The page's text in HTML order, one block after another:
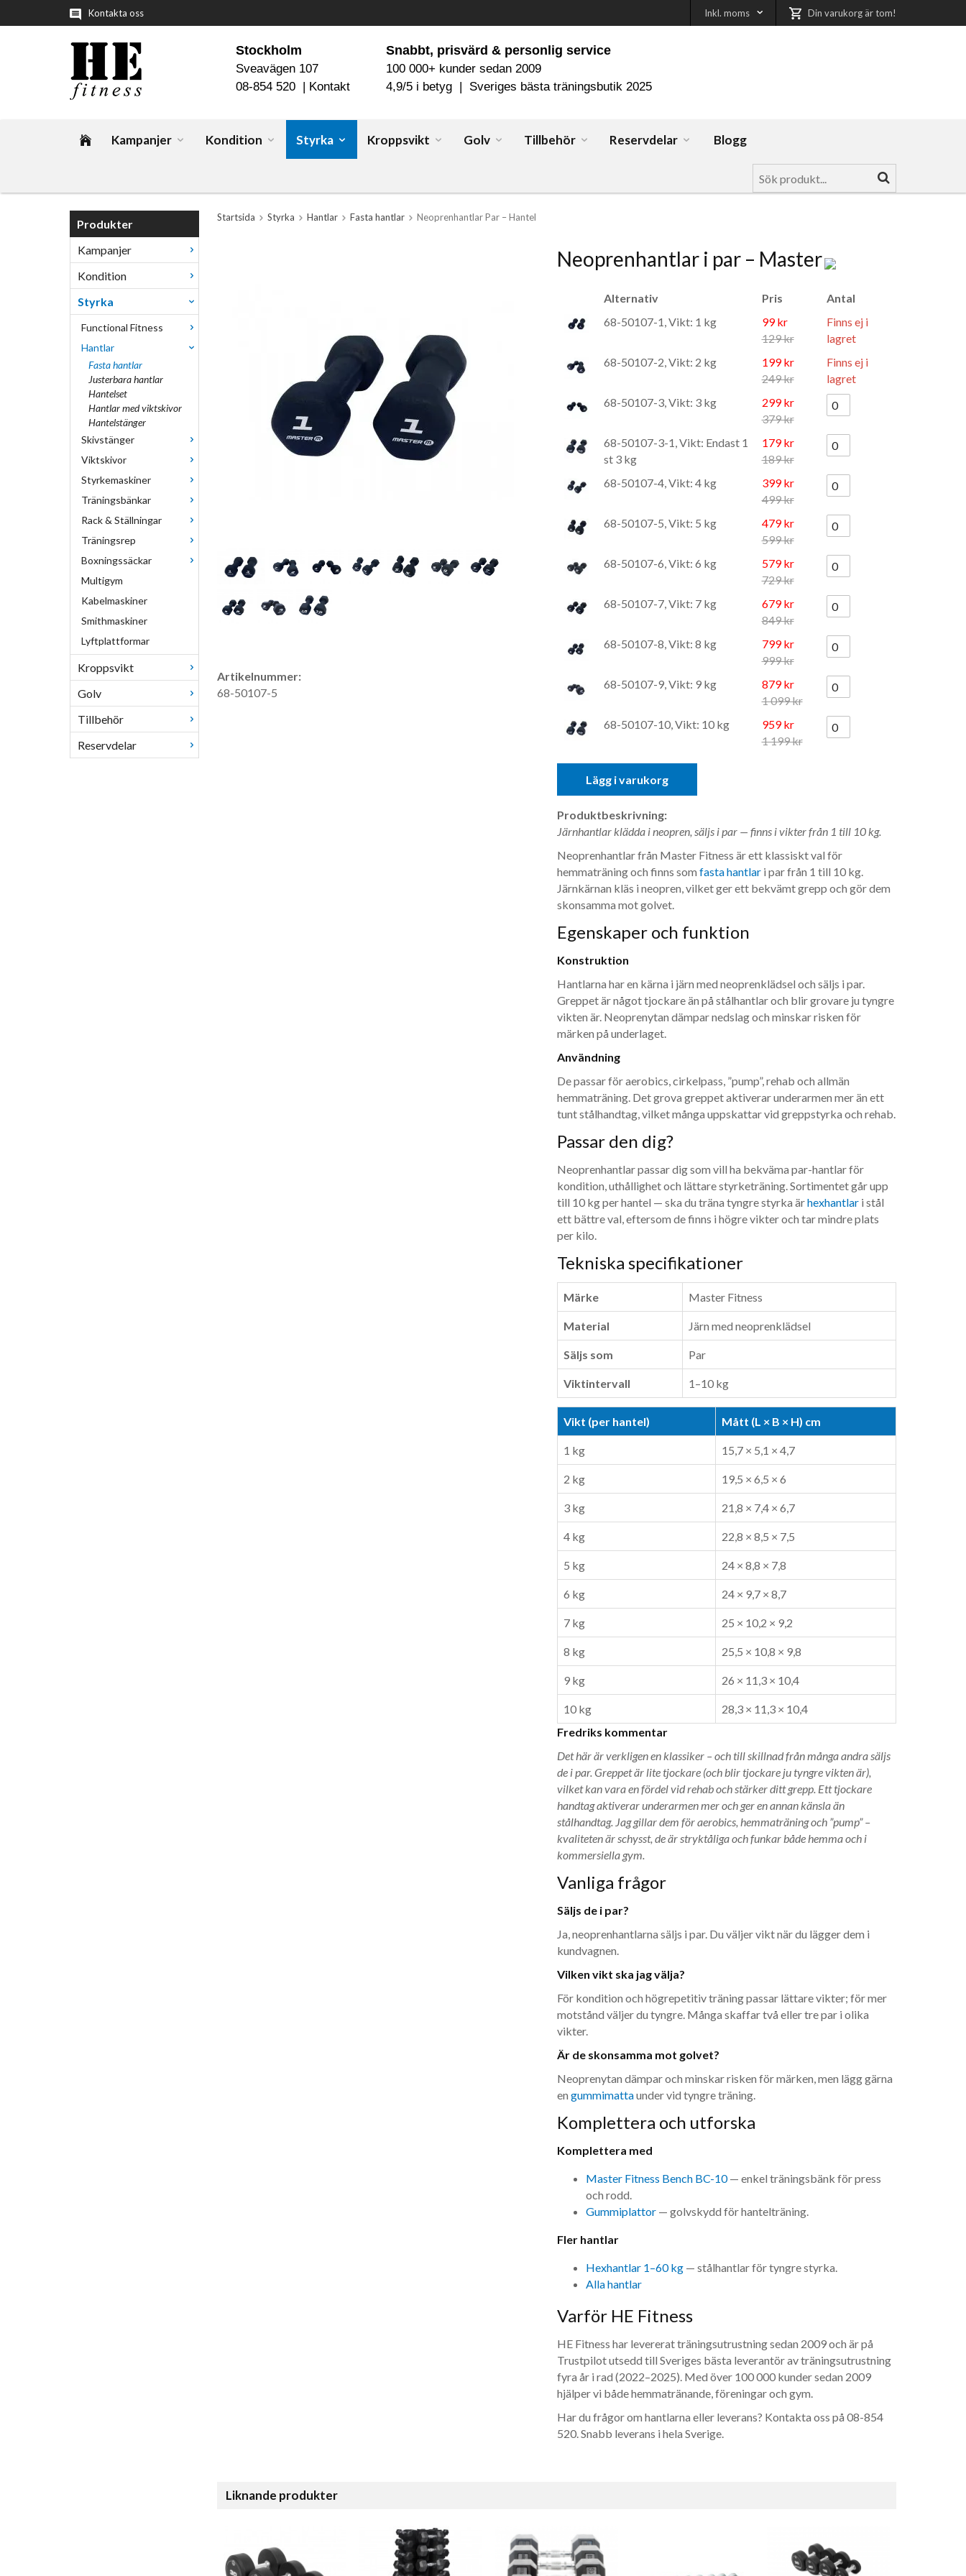
Kontakta oss Inkl. moms Din varukorg är tom!
Snabbt, prisvärd & personlig service
100 000+ kunder sedan 2009
4,9/5 i betyg | Sveriges bästa träningsbutik 2025
Stockholm
Sveavägen 107
08-854 520 | Kontakt
Kampanjer Kondition Styrka Kroppsvikt Golv Tillbehör Reservdelar Blogg
Produkter
Kampanjer
Kondition
Styrka
Functional Fitness
Hantlar
Fasta hantlar
Justerbara hantlar
Hantelset
Hantlar med viktskivor
Hantelstänger
Skivstänger
Viktskivor
Styrkemaskiner
Träningsbänkar
Rack & Ställningar
Träningsrep
Boxningssäckar
Multigym
Kabelmaskiner
Smithmaskiner
Lyftplattformar
Kroppsvikt
Golv
Tillbehör
Reservdelar
Startsida Styrka Hantlar Fasta hantlar Neoprenhantlar Par – Hantel
Neoprenhantlar i par – Master
Alternativ Pris
Antal
68-50107-1, Vikt: 1 kg
99 kr
129 kr
Finns ej i
lagret
68-50107-2, Vikt: 2 kg
199 kr
249 kr
Finns ej i
lagret
68-50107-3, Vikt: 3 kg
299 kr
379 kr
68-50107-3-1, Vikt: Endast 1
st 3 kg
179 kr
189 kr
68-50107-4, Vikt: 4 kg
399 kr
499 kr
68-50107-5, Vikt: 5 kg
479 kr
599 kr
68-50107-6, Vikt: 6 kg
579 kr
729 kr
68-50107-7, Vikt: 7 kg
679 kr
849 kr
68-50107-8, Vikt: 8 kg
799 kr
999 kr
68-50107-9, Vikt: 9 kg
879 kr
1 099 kr
68-50107-10, Vikt: 10 kg
959 kr
1 199 kr
Lägg i varukorg
Produktbeskrivning:
Järnhantlar klädda i neopren, säljs i par — finns i vikter från 1 till 10 kg.
Neoprenhantlar från Master Fitness är ett klassiskt val för
hemmaträning och finns som fasta hantlari par från 1 till 10 kg.
Järnkärnan kläs i neopren, vilket ger ett bekvämt grepp och gör dem
skonsamma mot golvet.
Egenskaper och funktion
Konstruktion
Hantlarna har en kärna i järn med neoprenklädsel och säljs i par.
Greppet är något tjockare än på stålhantlar och blir grovare ju tyngre
vikten är. Neoprenytan dämpar nedslag och minskar risken för
märken på underlaget.
Användning
De passar för aerobics, cirkelpass, ”pump”, rehab och allmän
hemmaträning. Det grova greppet aktiverar underarmen mer än ett
tunt stålhandtag, vilket många uppskattar vid greppstyrka och rehab.
Passar den dig?
Neoprenhantlar passar dig som vill ha bekväma par-hantlar för
kondition, uthållighet och lättare styrketräning. Sortimentet går upp
till 10 kg per hantel — ska du träna tyngre styrka ärhexhantlari stål
ett bättre val, eftersom de finns i högre vikter och tar mindre plats
per kilo.
Tekniska specifikationer
Märke Master Fitness
Material Järn med neoprenklädsel
Säljs som Par
Viktintervall 1–10 kg
Vikt (per hantel) Mått (L × B × H) cm
1 kg 15,7 × 5,1 × 4,7
2 kg 19,5 × 6,5 × 6
3 kg 21,8 × 7,4 × 6,7
4 kg 22,8 × 8,5 × 7,5
5 kg 24 × 8,8 × 7,8
6 kg 24 × 9,7 × 8,7
7 kg 25 × 10,2 × 9,2
8 kg 25,5 × 10,8 × 9,8
9 kg 26 × 11,3 × 10,4
10 kg
28,3 × 11,3 × 10,4
Fredriks kommentar
Det här är verkligen en klassiker – och till skillnad från många andra säljs
de i par. Greppet är lite tjockare (och blir tjockare ju tyngre vikten är),
vilket kan vara en fördel vid rehab och stärker ditt grepp. Ett tjockare
handtag aktiverar underarmen mer och ger en annan känsla än
stålhandtag. Jag gillar dem för aerobics, hemmaträning och ”pump” –
kvaliteten är schysst, de är stryktåliga och funkar både hemma och i
kommersiella gym.
Vanliga frågor
Säljs de i par?
Ja, neoprenhantlarna säljs i par. Du väljer vikt när du lägger dem i
kundvagnen.
Vilken vikt ska jag välja?
För kondition och högrepetitiv träning passar lättare vikter; för mer
motstånd väljer du tyngre. Många skaffar två eller tre par i olika
vikter.
Är de skonsamma mot golvet?
Neoprenytan dämpar och minskar risken för märken, men lägg gärna
en gummimattaunder vid tyngre träning.
Komplettera och utforska
Komplettera med
Master Fitness Bench BC-10— enkel träningsbänk för press
och rodd.
Gummiplattor— golvskydd för hantelträning.
Fler hantlar
Hexhantlar 1–60 kg— stålhantlar för tyngre styrka.
Alla hantlar
Varför HE Fitness
HE Fitness har levererat träningsutrustning sedan 2009 och är på
Trustpilot utsedd till Sveriges bästa leverantör av träningsutrustning
fyra år i rad (2022–2025). Med över 100 000 kunder sedan 2009
hjälper vi både hemmatränande, föreningar och gym.
Har du frågor om hantlarna eller leverans? Kontakta oss på 08-854
520. Snabb leverans i hela Sverige.
Artikelnummer:
68-50107-5
Liknande produkter